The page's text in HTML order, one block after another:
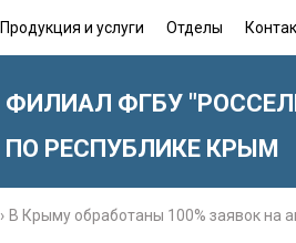
Продукция и услуги Отделы
ФИЛИАЛ ФГБУ
ПО РЕСПУБЛИКЕ КРЫМ
› В Крыму обработаны 100% заявок на